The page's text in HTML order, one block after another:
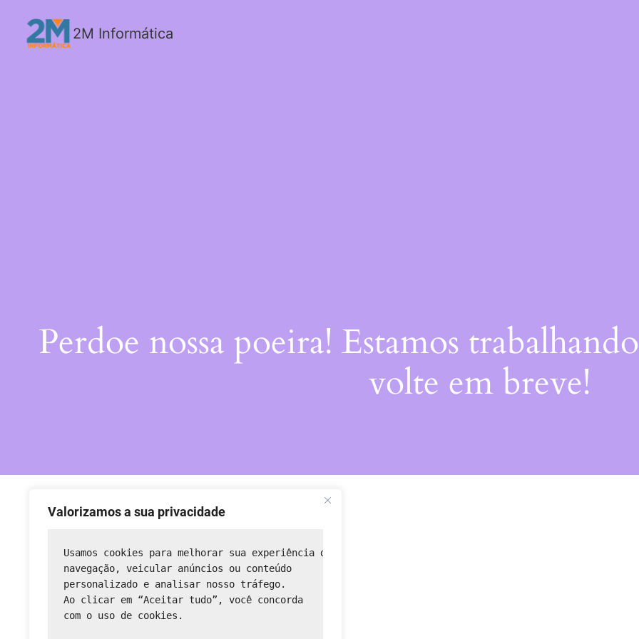
Valorizamos a sua privacidade
Usamos cookies para melhorar sua experiência de
navegação, veicular anúncios ou conteúdo
personalizado e analisar nosso tráfego.
Ao clicar em “Aceitar tudo”, você concorda
com o uso de cookies.
2M Informática
Perdoe nossa poeira! Estamos
volte em breve!